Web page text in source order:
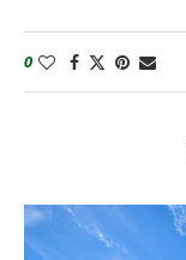
0